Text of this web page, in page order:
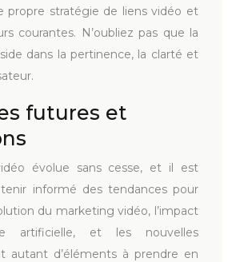
propre stratégie de liens vidéo et
courantes. N’oubliez pas que la
dans la pertinence, la clarté et
futures et
évolue sans cesse, et il est
informé des tendances pour
du marketing vidéo, l’impact
artificielle, et les nouvelles
autant d’éléments à prendre en